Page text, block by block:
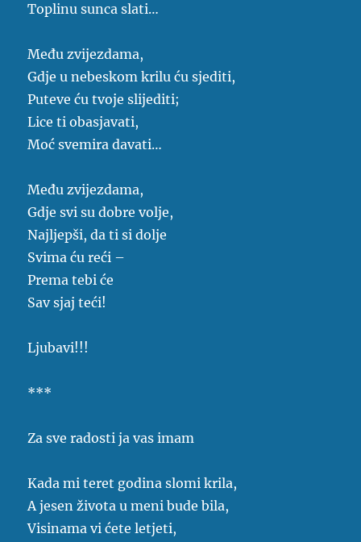
Toplinu sunca slati…
Među zvijezdama,
Gdje u nebeskom krilu ću sjediti,
Puteve ću tvoje slijediti;
Lice ti obasjavati,
Moć svemira davati…
Među zvijezdama,
Gdje svi su dobre volje,
Najljepši, da ti si dolje
Svima ću reći –
Prema tebi će
Sav sjaj teći!
Ljubavi!!!
***
Za sve radosti ja vas imam
Kada mi teret godina slomi krila,
A jesen života u meni bude bila,
Visinama vi ćete letjeti,